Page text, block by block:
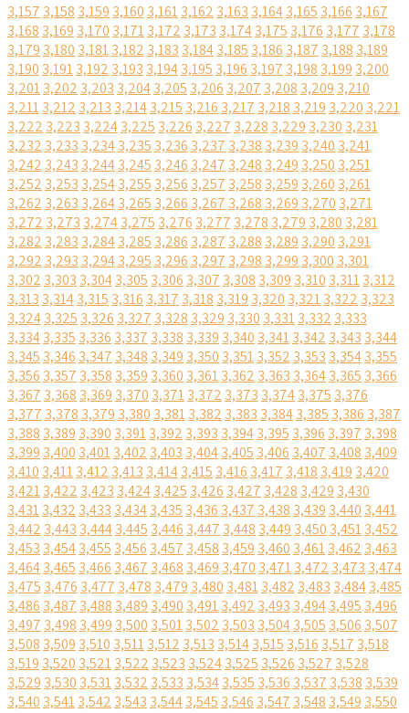
3,157 3,158 3,159 3,160 3,1613,162 3,163 3,1643,165 3,166 3,167
3,168 3,169 3,170 3,1713,172 3,173 3,1743,175 3,176 3,177 3,178
3,179 3,180 3,1813,182 3,183 3,1843,185 3,186 3,187 3,188 3,189
3,190 3,1913,192 3,193 3,1943,195 3,196 3,197 3,198 3,199 3,200
3,2013,202 3,203 3,2043,205 3,206 3,207 3,208 3,209 3,210
3,2113,212 3,213 3,2143,215 3,216 3,217 3,218 3,219 3,220 3,221
3,222 3,223 3,2243,225 3,226 3,227 3,228 3,229 3,230 3,231
3,232 3,233 3,2343,235 3,236 3,237 3,238 3,239 3,240 3,241
3,242 3,243 3,2443,245 3,246 3,247 3,248 3,249 3,250 3,251
3,252 3,253 3,2543,255 3,256 3,257 3,258 3,259 3,260 3,261
3,262 3,263 3,2643,265 3,266 3,267 3,268 3,269 3,270 3,271
3,272 3,273 3,2743,275 3,276 3,277 3,278 3,279 3,280 3,281
3,282 3,283 3,2843,285 3,286 3,287 3,288 3,289 3,290 3,291
3,292 3,293 3,2943,295 3,296 3,297 3,298 3,299 3,300 3,301
3,302 3,303 3,3043,305 3,306 3,307 3,308 3,309 3,310 3,3113,312
3,313 3,3143,315 3,316 3,317 3,318 3,319 3,320 3,3213,322 3,323
3,3243,325 3,326 3,327 3,328 3,329 3,330 3,3313,332 3,333
3,3343,335 3,336 3,337 3,338 3,339 3,340 3,3413,342 3,343 3,344
3,345 3,346 3,347 3,348 3,349 3,350 3,3513,352 3,353 3,3543,355
3,356 3,357 3,358 3,359 3,360 3,3613,362 3,363 3,3643,365 3,366
3,367 3,368 3,369 3,370 3,3713,372 3,373 3,3743,375 3,376
3,377 3,378 3,379 3,380 3,3813,382 3,383 3,3843,385 3,386 3,387
3,388 3,389 3,390 3,3913,392 3,393 3,3943,395 3,396 3,397 3,398
3,399 3,400 3,4013,402 3,403 3,4043,405 3,406 3,407 3,408 3,409
3,410 3,4113,412 3,413 3,4143,415 3,416 3,417 3,418 3,419 3,420
3,4213,422 3,423 3,4243,425 3,426 3,427 3,428 3,429 3,430
3,4313,432 3,433 3,4343,435 3,436 3,437 3,438 3,439 3,440 3,441
3,442 3,443 3,4443,445 3,446 3,447 3,448 3,449 3,450 3,4513,452
3,453 3,4543,455 3,456 3,457 3,458 3,459 3,460 3,4613,462 3,463
3,4643,465 3,466 3,467 3,468 3,469 3,470 3,4713,472 3,473 3,474
3,475 3,476 3,477 3,478 3,479 3,480 3,4813,482 3,483 3,4843,485
3,486 3,487 3,488 3,489 3,490 3,4913,492 3,493 3,4943,495 3,496
3,497 3,498 3,499 3,500 3,5013,502 3,503 3,5043,505 3,506 3,507
3,508 3,509 3,510 3,5113,512 3,513 3,5143,515 3,516 3,517 3,518
3,519 3,520 3,5213,522 3,523 3,5243,525 3,526 3,527 3,528
3,529 3,530 3,5313,532 3,533 3,5343,535 3,536 3,537 3,538 3,539
3,540 3,5413,542 3,543 3,5443,545 3,546 3,547 3,548 3,549 3,550